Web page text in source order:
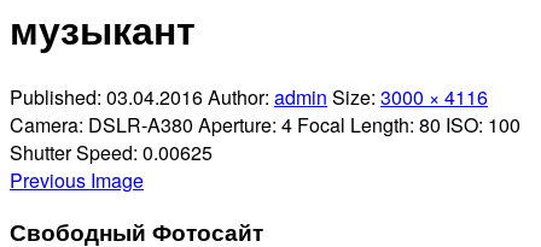
музыкант
Published: 03.04.2016Author: admin Size: 3000 × 4116
Camera: DSLR-A380 Aperture: 4 Focal Length: 80 ISO: 100
Shutter Speed: 0.00625
Previous Image
Свободный Фотосайт